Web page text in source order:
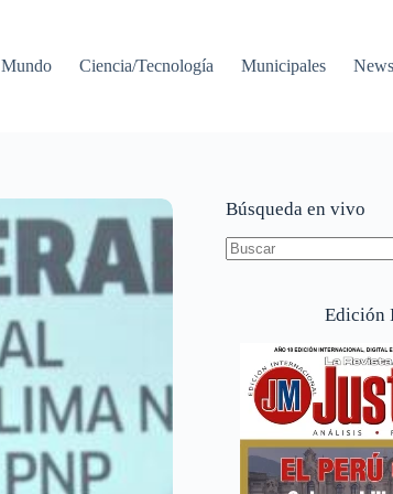
Mundo Ciencia/Tecnología Municipales News
Búsqueda en vivo
Edición